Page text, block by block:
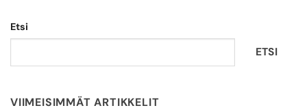
Etsi
ETSI
VIIMEISIMMÄT ARTIKKELIT